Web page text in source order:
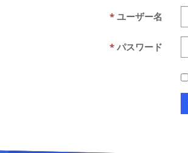
ユーザー名
パスワード